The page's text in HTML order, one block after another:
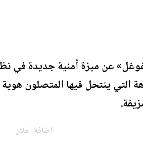
عن ميزة أمنية جديدة في
التي ينتحل فيها المتصلون
اضافة اعلان